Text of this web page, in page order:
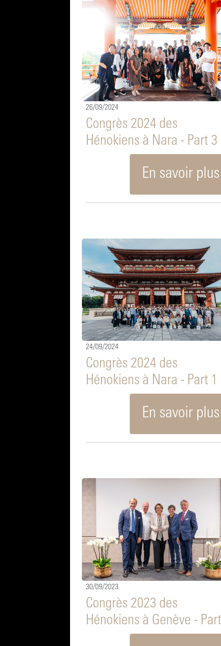
26/09/2024
Congrès 2024 des
Hénokiens à Nara - Part 3
En savoir plus
24/09/2024
Congrès 2024 des
Hénokiens à Nara - Part 1
En savoir plus
30/09/2023
Congrès 2023 des
Hénokiens à Genève -